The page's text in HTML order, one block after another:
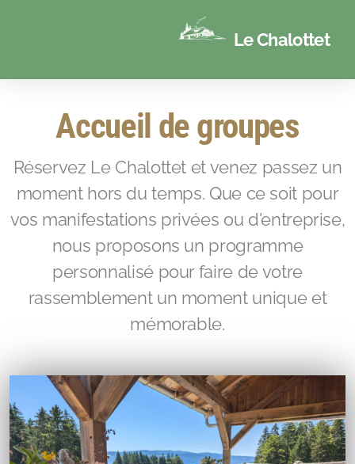
Le Chalottet
Accueil de groupes
Réservez Le Chalottet et venez passez un
moment hors du temps. Que ce soit pour
vos manifestations privées ou d'entreprise,
nous proposons un programme
personnalisé pour faire de votre
rassemblement un moment unique et
mémorable.